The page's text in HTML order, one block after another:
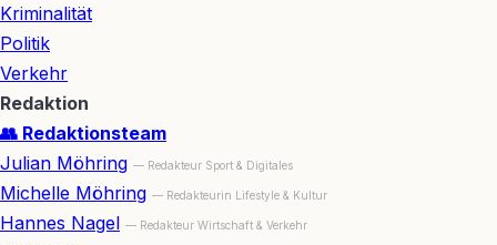
Kriminalität
Politik
Verkehr
Redaktion
👥 Redaktionsteam
Julian Möhring — Redakteur Sport & Digitales
Michelle Möhring — Redakteurin Lifestyle & Kultur
Hannes Nagel — Redakteur Wirtschaft & Verkehr